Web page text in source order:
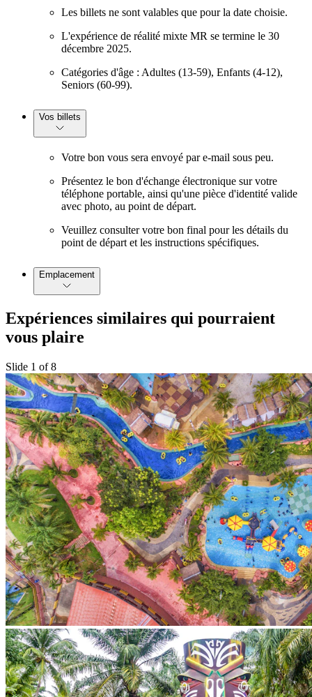
Les billets ne sont valables que pour la date choisie.
L'expérience de réalité mixte MR se termine le 30
décembre 2025.
Catégories d'âge : Adultes (13-59), Enfants (4-12),
Seniors (60-99).
Vos billets
Votre bon vous sera envoyé par e-mail sous peu.
Présentez le bon d'échange électronique sur votre
téléphone portable, ainsi qu'une pièce d'identité valide
avec photo, au point de départ.
Veuillez consulter votre bon final pour les détails du
point de départ et les instructions spécifiques.
Emplacement
Expériences similaires qui pourraient
vous plaire
Slide 1 of 8